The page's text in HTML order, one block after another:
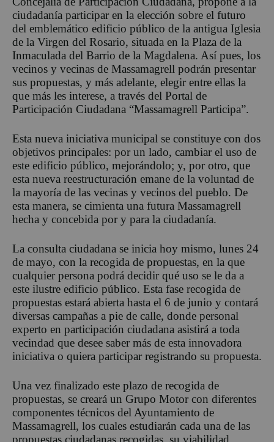
ciudadanía participar en la elección sobre el futuro
del emblemático edificio público de la antigua Iglesia
de la Virgen del Rosario, situada en la Plaza de la
Inmaculada del Barrio de la Magdalena. Así pues, los
vecinos y vecinas de Massamagrell podrán presentar
sus propuestas, y más adelante, elegir entre ellas la
que más les interese, a través del Portal de
Participación Ciudadana “Massamagrell Participa”.
Esta nueva iniciativa municipal se constituye con dos
objetivos principales: por un lado, cambiar el uso de
este edificio público, mejorándolo; y, por otro, que
esta nueva reestructuración emane de la voluntad de
la mayoría de las vecinas y vecinos del pueblo. De
esta manera, se cimienta una futura Massamagrell
hecha y concebida por y para la ciudadanía.
La consulta ciudadana se inicia hoy mismo, lunes 24
de mayo, con la recogida de propuestas, en la que
cualquier persona podrá decidir qué uso se le da a
este ilustre edificio público. Esta fase recogida de
propuestas estará abierta hasta el 6 de junio y contará
diversas campañas a pie de calle, donde personal
experto en participación ciudadana asistirá a toda
vecindad que desee saber más de esta innovadora
iniciativa o quiera participar registrando su propuesta.
Una vez finalizado este plazo de recogida de
propuestas, se creará un Grupo Motor con diferentes
componentes técnicos del Ayuntamiento de
Massamagrell, los cuales estudiarán cada una de las
propuestas ciudadanas recogidas, su viabilidad